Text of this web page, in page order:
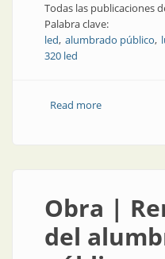
Todas las publicaciones
Palabra clave:
led alumbrado público
320 led
Read moreabout
Obra |
del